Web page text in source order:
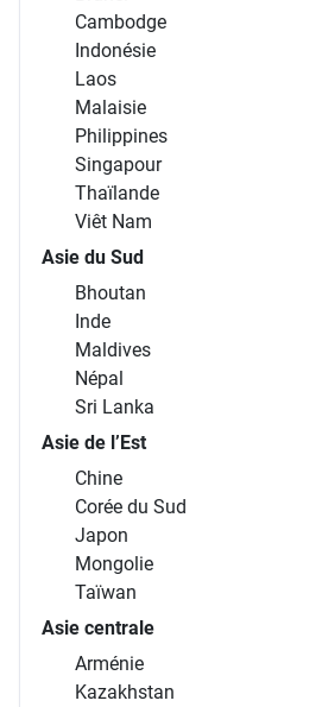
Cambodge
Indonésie
Laos
Malaisie
Philippines
Singapour
Thaïlande
Viêt Nam
Asie du Sud
Bhoutan
Inde
Maldives
Népal
Sri Lanka
Asie de l’Est
Chine
Corée du Sud
Japon
Mongolie
Taïwan
Asie centrale
Arménie
Kazakhstan